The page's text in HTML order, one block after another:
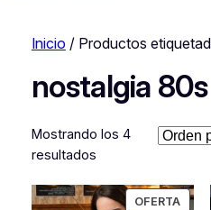
Inicio / Productos
nostalgia 80s
Mostrando los 4
resultados
OFERTA